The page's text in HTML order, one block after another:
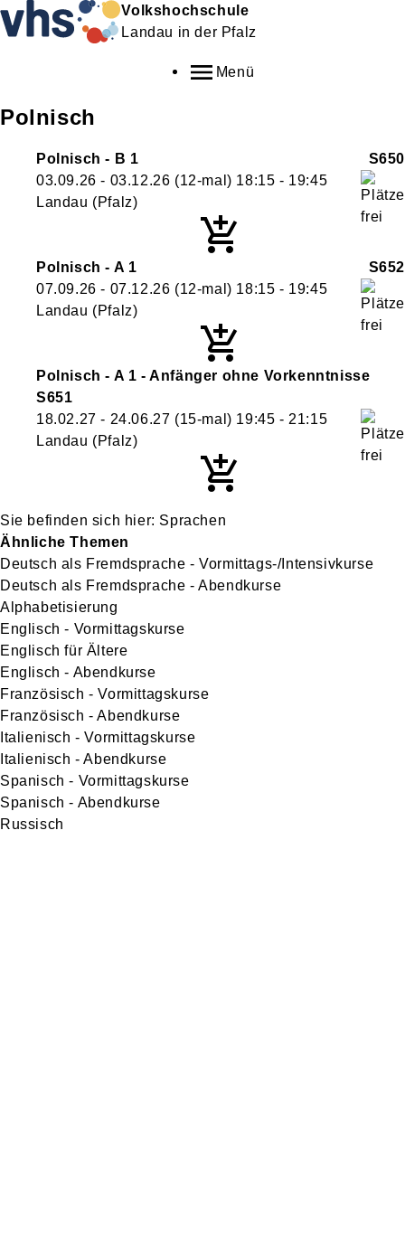
Volkshochschule
Landau in der Pfalz
Menü
Polnisch
Polnisch - B 1
S650
03.09.26 - 03.12.26 (12-mal) 18:15 - 19:45
Landau (Pfalz)
Polnisch - A 1
S652
07.09.26 - 07.12.26 (12-mal) 18:15 - 19:45
Landau (Pfalz)
Polnisch - A 1 - Anfänger ohne Vorkenntnisse
S651
18.02.27 - 24.06.27 (15-mal) 19:45 - 21:15
Landau (Pfalz)
Sprachen
Ähnliche Themen
Deutsch als Fremdsprache - Vormittags-/Intensivkurse
Deutsch als Fremdsprache - Abendkurse
Alphabetisierung
Englisch - Vormittagskurse
Englisch für Ältere
Englisch - Abendkurse
Französisch - Vormittagskurse
Französisch - Abendkurse
Italienisch - Vormittagskurse
Italienisch - Abendkurse
Spanisch - Vormittagskurse
Spanisch - Abendkurse
Russisch